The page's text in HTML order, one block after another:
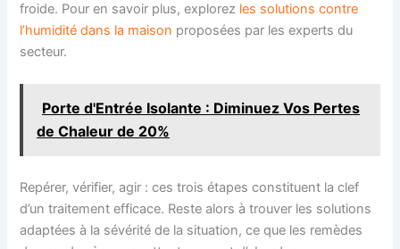
froide. Pour en savoir plus, explorez les solutions contre
l’humidité dans la maison proposées par les experts du
secteur.
Porte d'Entrée Isolante : Diminuez Vos Pertes
de Chaleur de 20%
Repérer, vérifier, agir : ces trois étapes constituent la clef
d’un traitement efficace. Reste alors à trouver les solutions
adaptées à la sévérité de la situation, ce que les remèdes